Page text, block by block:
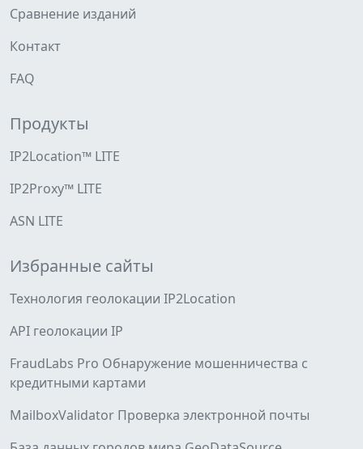
Сравнение изданий
Контакт
FAQ
Продукты
IP2Location™ LITE
IP2Proxy™ LITE
ASN LITE
Избранные сайты
Технология геолокации IP2Location
API геолокации IP
FraudLabs Pro Обнаружение мошенничества с
кредитными картами
MailboxValidator Проверка электронной почты